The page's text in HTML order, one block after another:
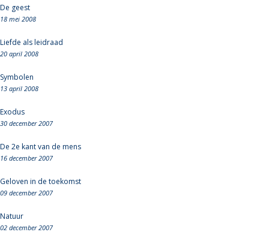
De geest
18 mei 2008
Liefde als leidraad
20 april 2008
Symbolen
13 april 2008
Exodus
30 december 2007
De 2e kant van de mens
16 december 2007
Geloven in de toekomst
09 december 2007
Natuur
02 december 2007